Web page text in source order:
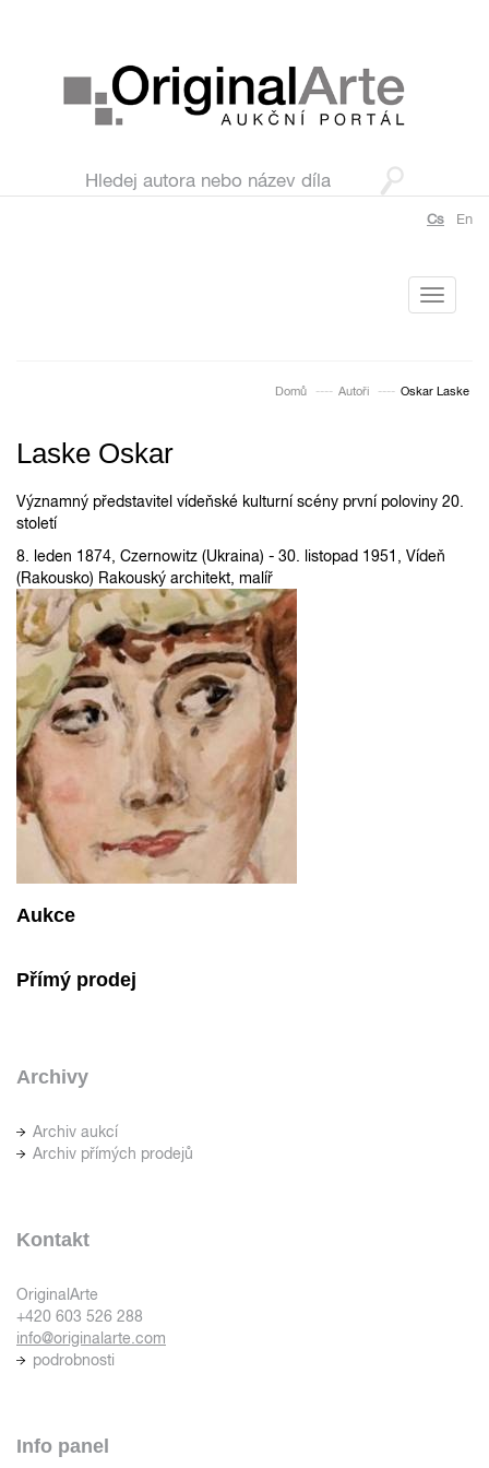
Cs En
Toggle
Domů Autoři Oskar Laske
Laske Oskar
Významný představitel vídeňské kulturní scény první poloviny 20.
století
8. leden 1874, Czernowitz (Ukraina) - 30. listopad 1951, Vídeň
(Rakousko) Rakouský architekt, malíř
Aukce
Přímý prodej
Archivy
Archiv aukcí
Archiv přímých prodejů
Kontakt
OriginalArte
+420 603 526 288
info@originalarte.com
podrobnosti
Info panel